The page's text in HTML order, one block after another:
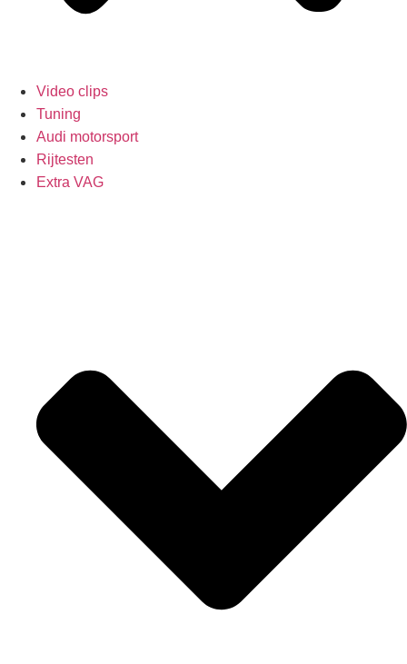
Video clips
Tuning
Audi motorsport
Rijtesten
Extra VAG